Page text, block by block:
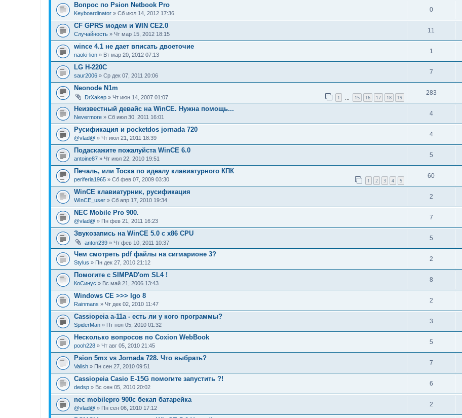
Вопрос по Psion Netbook Pro
Keyboardinator » Сб июл 14, 2012 17:36
0
СF GPRS модем и WIN CE2.0
Случайность » Чт мар 15, 2012 18:15
11
wince 4.1 не дает вписать двоеточие
naoki-lion » Вт мар 20, 2012 07:13
1
LG H-220C
saur2006 » Ср дек 07, 2011 20:06
7
Neonode N1m
DrXakep » Чт июн 14, 2007 01:07 1 15 16 17 18 19
283
Неизвестный девайс на WinCE. Нужна помощь...
Nevermore » Сб июл 30, 2011 16:01
4
Русификация и pocketdos jornada 720
@vlad@ » Чт июл 21, 2011 18:39
4
Подаскажите пожалуйста WinCE 6.0
antoine87 » Чт июл 22, 2010 19:51
5
Печаль, или Тоска по идеалу клавиатурного КПК
periferia1965 » Сб фев 07, 2009 03:30 1 2 3 4 5
60
WinCE клавиатурник, русификация
WInCE_user » Сб апр 17, 2010 19:34
2
NEC Mobile Pro 900.
@vlad@ » Пн фев 21, 2011 16:23
7
Звукозапись на WinCE 5.0 с x86 CPU
anton239 » Чт фев 10, 2011 10:37
5
Чем смотреть pdf файлы на сигмарионе 3?
Stylus » Пн дек 27, 2010 21:12
2
Помогите с SIMPAD'om SL4 !
КоСинус » Вс май 21, 2006 13:43
8
Windows CE >>> Igo 8
Rainmans » Чт дек 02, 2010 11:47
2
Cassiopeia a-11a - есть ли у кого программы?
SpiderMan » Пт ноя 05, 2010 01:32
3
Несколько вопросов по Coxion WebBook
pooh228 » Чт авг 05, 2010 21:45
5
Psion 5mx vs Jornada 728. Что выбрать?
Valish » Пн сен 27, 2010 09:51
7
Cassiopeia Casio E-15G помогите запустить ?!
dedsp » Вс сен 05, 2010 20:02
6
nec mobilepro 900c бекап батарейка
@vlad@ » Пн сен 06, 2010 17:12
2